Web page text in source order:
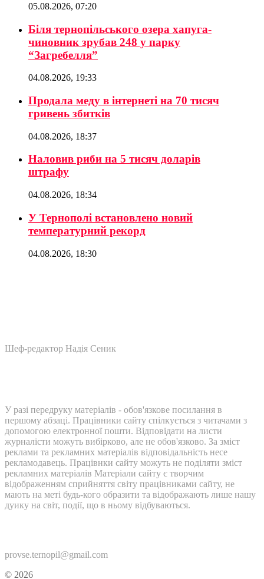
05.08.2026, 07:20
Біля тернопільського озера хапуга-
чиновник зрубав 248 у парку
“Загребелля”
04.08.2026, 19:33
Продала меду в інтернеті на 70 тисяч
гривень збитків
04.08.2026, 18:37
Наловив риби на 5 тисяч доларів
штрафу
04.08.2026, 18:34
У Тернополі встановлено новий
температурний рекорд
04.08.2026, 18:30
Шеф-редактор Надія Сеник
У разі передруку матеріалів - обов'язкове посилання в
першому абзаці. Працівники сайту спілкується з читачами з
допомогою електронної пошти. Відповідати на листи
журналісти можуть вибірково, але не обов'язково. За зміст
реклами та рекламних матеріалів відповідальність несе
рекламодавець. Працівнки сайту можуть не поділяти зміст
рекламних матеріалів Матеріали сайту є творчим
відображенням сприйняття світу працівниками сайту, не
мають на меті будь-кого образити та відображають лише нашу
дуику на світ, події, що в ньому відбуваються.
provse.ternopil@gmail.com
© 2026